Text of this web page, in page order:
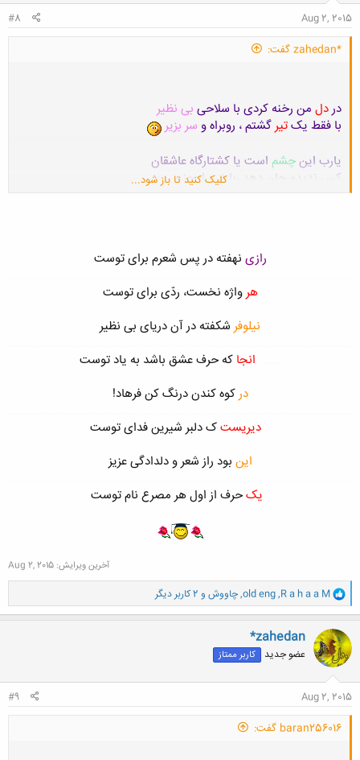
Aug 2, 2015
#8
*zahedan گفت:
دردل من رخنه کردی با سلاحی بی نظیر
با فقط یکتیرگشتم ، روبراه و سر بزیر
یارب اینچشم است یا کشتارگاه عاشقان
کس ندیدم جان دهد ،بانیزهاز جنسحریر
گرچه در بند نگاهت عقل و دین را باختم
بردم از وقتی که گفتی آن کلام
دلپذیر
حال باید چون گره ، گه کور و گه گردیم باز
هر چه باشد باهمیم و این نداردزود و دیر
کلیک کنید تا باز شود...
رازی نهفته در پس شعرم برای توست
هرواژه نخست، ردّی برای توست
نیلوفر شکفته در آن دریای بی نظیر
انجاکه حرف عشق باشد به یاد توست
درکوه کندن درنگ کن فرهاد!
دیریستک دلبر شیرین فدای توست
این بود راز شعر و دلدادگی عزیز
یکحرف از اول هر مصرع نام توست
آخرین ویرایش: Aug 2, 2015
و
ا
ک
ن
ش
ه
ا
R a h a a M
,
old eng
,چاووش و 2 کاربر دیگر
*zahedan
عضو جدید کاربر ممتاز
Aug 2, 2015
#9
baran256016 گفت: